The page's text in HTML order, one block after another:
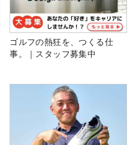
ゴルフの熱狂を、つくる仕
事。｜スタッフ募集中